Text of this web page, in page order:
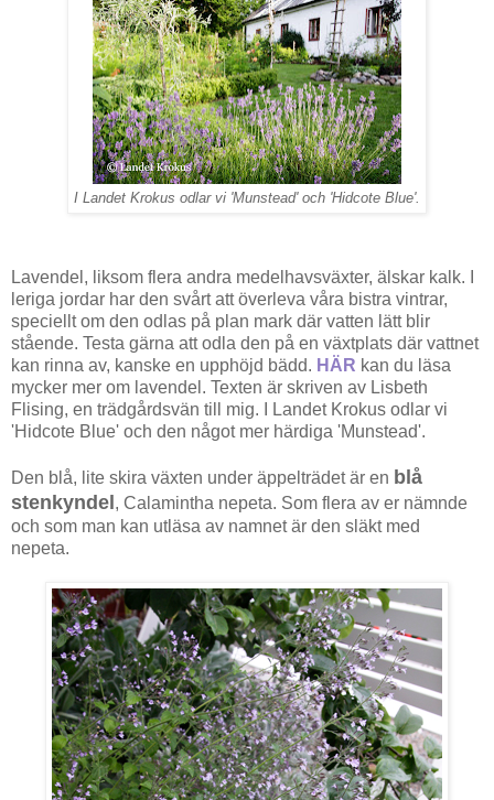
I Landet Krokus odlar vi 'Munstead' och 'Hidcote Blue'.
Lavendel, liksom flera andra medelhavsväxter, älskar kalk. I
leriga jordar har den svårt att överleva våra bistra vintrar,
speciellt om den odlas på plan mark där vatten lätt blir
stående. Testa gärna att odla den på en växtplats där vattnet
kan rinna av, kanske en upphöjd bädd. HÄR kan du läsa
mycker mer om lavendel. Texten är skriven av Lisbeth
Flising, en trädgårdsvän till mig. I Landet Krokus odlar vi
'Hidcote Blue' och den något mer härdiga 'Munstead'.
Den blå, lite skira växten under äppelträdet är en blå
stenkyndel , Calamintha nepeta. Som flera av er nämnde
och som man kan utläsa av namnet är den släkt med
nepeta.